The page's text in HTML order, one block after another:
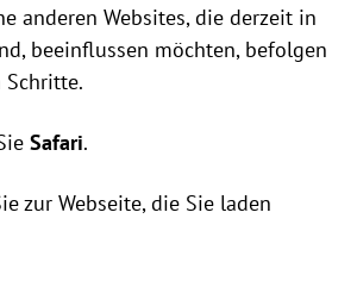
anderen Websites, die derzeit in
beeinflussen möchten, befolgen
Safari.
zur Webseite, die Sie laden